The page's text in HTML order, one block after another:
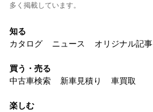
多く掲載しています。
知る
カタログ
ニュース オリジナル記事
買う・売る
中古車検索
新車見積り 車買取
楽しむ